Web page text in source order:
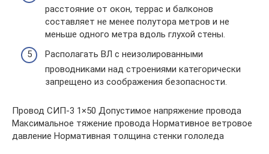
расстояние от окон, террас и балконов
составляет не менее полутора метров и не
меньше одного метра вдоль глухой стены.
Располагать ВЛ с неизолированными
проводниками над строениями категорически
запрещено из соображения безопасности.
Провод СИП-3 1×50 Допустимое напряжение провода
Максимальное тяжение провода Нормативное ветровое
давление Нормативная толщина стенки гололеда